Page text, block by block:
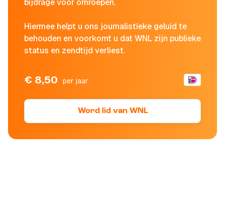
bijdrage voor omroepen.
Hiermee helpt u ons journalistieke geluid te
behouden en voorkomt u dat WNL zijn publieke
status en zendtijd verliest.
€ 8,50 per jaar
Word lid van WNL